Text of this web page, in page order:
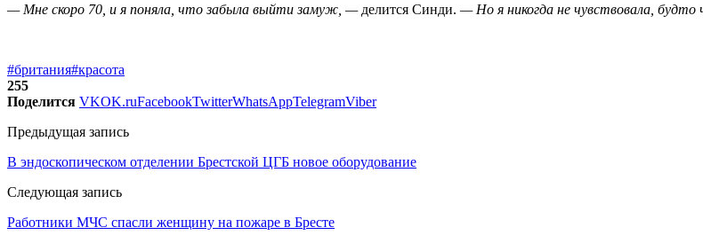
— Мне скоро 70, и я поняла, что забыла выйти замуж, —делится Синди. — Но я никогда не чувствовала,
#британия#красота
255
Поделится VKOK.ruFacebookTwitterWhatsAppTelegramViber
Предыдущая запись
В эндоскопическом отделении Брестской ЦГБ новое оборудование
Следующая запись
Работники МЧС спасли женщину на пожаре в Бресте